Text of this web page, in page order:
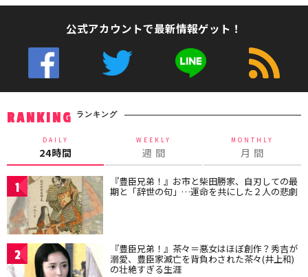
公式アカウントで最新情報ゲット！
RANKING ランキング
DAILY
24時間
WEEKLY
週 間
MONTHLY
月 間
1 『豊臣兄弟！』お市と柴田勝家、自刃しての最
期と「辞世の句」…運命を共にした２人の悲劇
2 『豊臣兄弟！』茶々＝悪女はほぼ創作？秀吉が
溺愛、豊臣家滅亡を背負わされた茶々(井上和)
の壮絶すぎる生涯